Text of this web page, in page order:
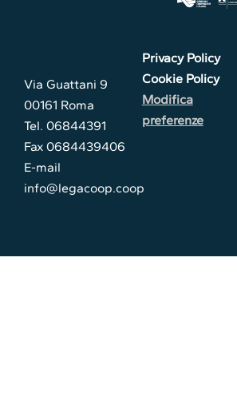
Via Guattani 9
00161 Roma
Tel. 06844391
Fax 0684439406
E-mail
info@legacoop.coop
Privacy Policy
Cookie Policy
Modifica
preferenze